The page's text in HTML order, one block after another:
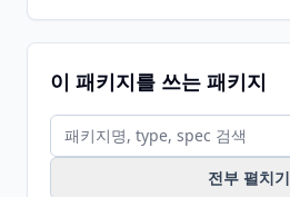
이 패키지를 쓰는 패키지
전부 펼치기